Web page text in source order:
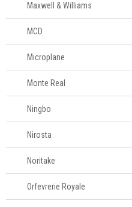
Maxwell & Williams
MCD
Microplane
Monte Real
Ningbo
Nirosta
Noritake
Orfevrerie Royale